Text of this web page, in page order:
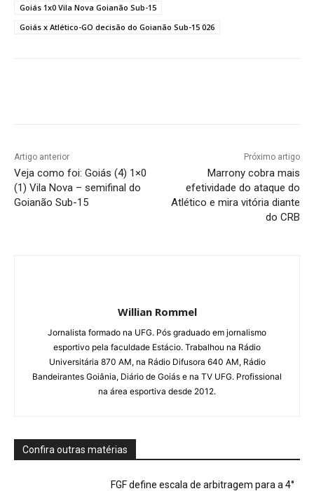
Goiás 1x0 Vila Nova Goianão Sub-15
Goiás x Atlético-GO decisão do Goianão Sub-15 026
Artigo anterior
Veja como foi: Goiás (4) 1×0
(1) Vila Nova – semifinal do
Goianão Sub-15
Próximo artigo
Marrony cobra mais
efetividade do ataque do
Atlético e mira vitória diante
do CRB
Willian Rommel
Jornalista formado na UFG. Pós graduado em jornalismo
esportivo pela faculdade Estácio. Trabalhou na Rádio
Universitária 870 AM, na Rádio Difusora 640 AM, Rádio
Bandeirantes Goiânia, Diário de Goiás e na TV UFG. Profissional
na área esportiva desde 2012.
Confira outras matérias
FGF define escala de arbitragem para a 4°